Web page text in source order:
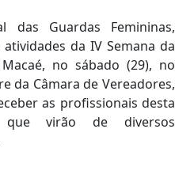
das Guardas Femininas,
da IV Semana da
no sábado (29), no
da Câmara de Vereadores,
as profissionais desta
que virão de diversos